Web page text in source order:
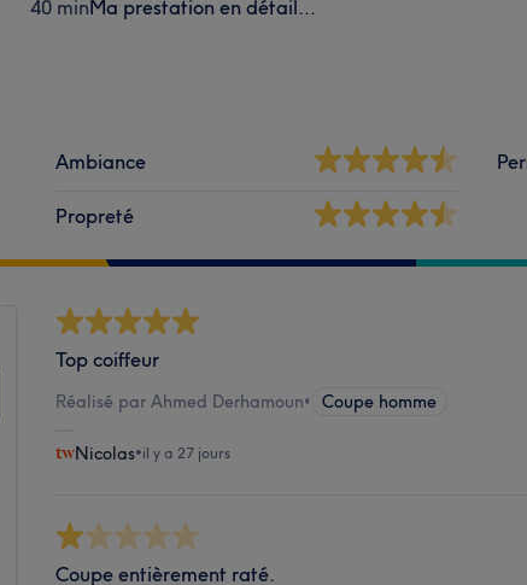
40 minMa prestation en détail...
Ambiance
Propreté
Top coiffeur
Réalisé par Ahmed Derhamoun• Coupe homme
Nicolas•il y a 27 jours
Coupe entièrement raté.